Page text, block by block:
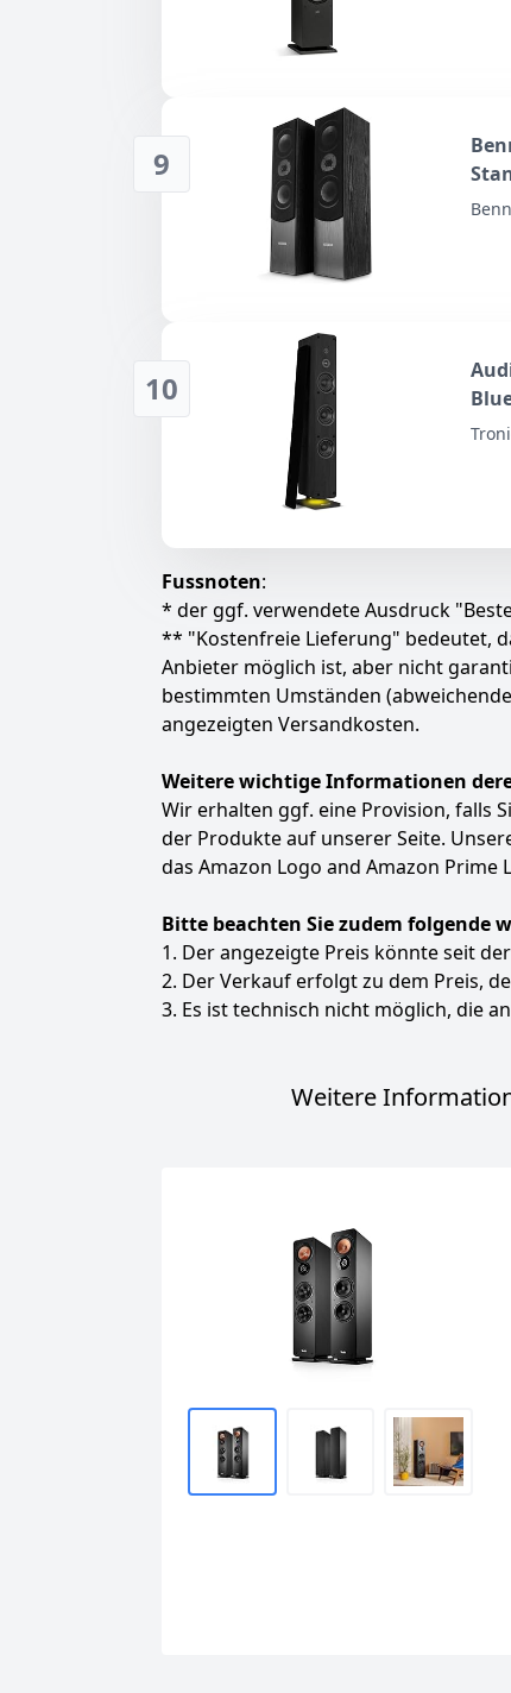
9
10
Fussnoten:
* der ggf. verwendete Ausdruck
** "Kostenfreie Lieferung" bedeutet,
Anbieter möglich ist, aber nicht
bestimmten Umständen
angezeigten Versandkosten.
Weitere wichtige Informationen
Wir erhalten ggf. eine Provision, falls
der Produkte auf unserer Seite.
das Amazon Logo and Amazon
Bitte beachten Sie zudem folgende
1. Der angezeigte Preis könnte seit
2. Der Verkauf erfolgt zu dem Preis,
3. Es ist technisch nicht möglich, die
Weitere